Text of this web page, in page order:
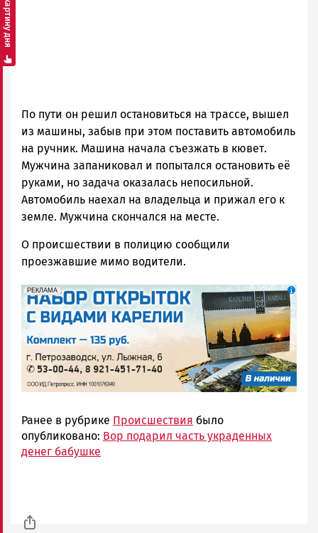
По пути он решил остановиться на трассе, вышел
из машины, забыв при этом поставить автомобиль
на ручник. Машина начала съезжать в кювет.
Мужчина запаниковал и попытался остановить её
руками, но задача оказалась непосильной.
Автомобиль наехал на владельца и прижал его к
земле. Мужчина скончался на месте.
О происшествии в полицию сообщили
проезжавшие мимо водители.
erid: 2SDnjdqwufn
РЕКЛАМА
Реклама
Ранее в рубрике Происшествия было
опубликовано: Вор подарил часть украденных
денег бабушке